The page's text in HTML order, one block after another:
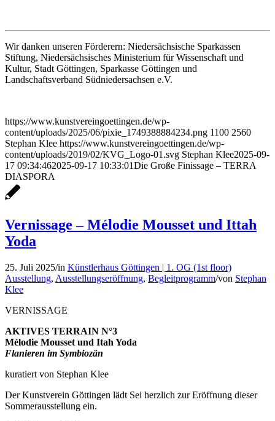
Wir danken unseren Förderern: Niedersächsische Sparkassen
Stiftung, Niedersächsisches Ministerium für Wissenschaft und
Kultur, Stadt Göttingen, Sparkasse Göttingen und
Landschaftsverband Südniedersachsen e.V.
https://www.kunstvereingoettingen.de/wp-
content/uploads/2025/06/pixie_1749388884234.png 1100 2560
Stephan Klee https://www.kunstvereingoettingen.de/wp-
content/uploads/2019/02/KVG_Logo-01.svg Stephan Klee2025-09-
17 09:34:462025-09-17 10:33:01Die Große Finissage – TERRA
DIASPORA
Vernissage – Mélodie Mousset und Ittah
Yoda
25. Juli 2025/in Künstlerhaus Göttingen | 1. OG (1st floor)
Ausstellung, Ausstellungseröffnung, Begleitprogramm/von Stephan
Klee
VERNISSAGE
AKTIVES TERRAIN N°3
Mélodie Mousset und Itah Yoda
Flanieren im Symbiozän
kuratiert von Stephan Klee
Der Kunstverein Göttingen lädt Sei herzlich zur Eröffnung dieser
Sommerausstellung ein.